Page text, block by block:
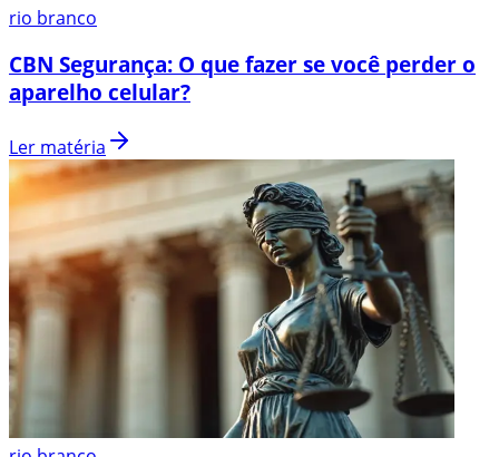
rio branco
CBN Segurança: O que fazer se você perder o
aparelho celular?
Ler matéria